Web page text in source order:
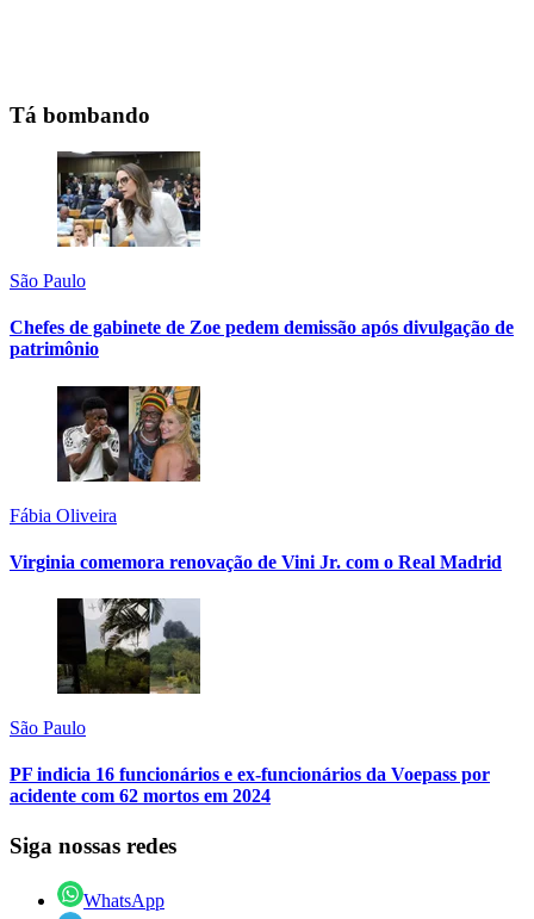
Tá bombando
São Paulo
Chefes de gabinete de Zoe pedem demissão após divulgação de
patrimônio
Fábia Oliveira
Virginia comemora renovação de Vini Jr. com o Real Madrid
São Paulo
PF indicia 16 funcionários e ex-funcionários da Voepass por
acidente com 62 mortos em 2024
Siga nossas redes
WhatsApp